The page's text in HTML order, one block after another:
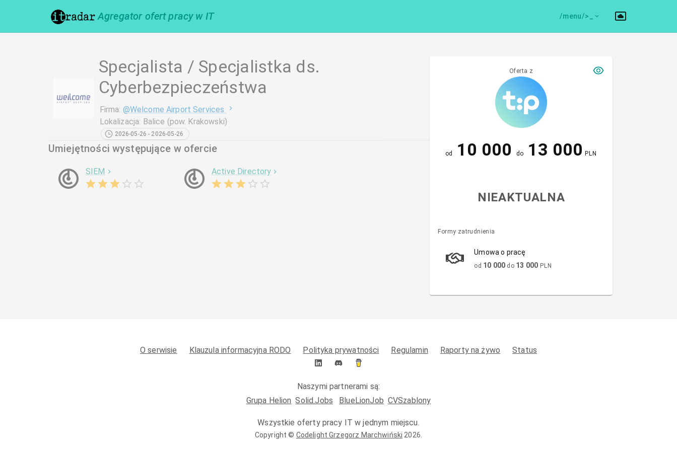
Agregator ofert pracy w IT /menu/>
Specjalista / Specjalistka ds.
Cyberbezpieczeństwa
Firma: @Welcome Airport Services
Lokalizacja: Balice (pow. Krakowski)
2026-05-26 - 2026-05-26
Umiejętności występujące w ofercie
SIEM Active Directory
Oferta z
od 10 000 do 13 000 PLN
NIEAKTUALNA
Formy zatrudnienia
Umowa o pracę
od 10 000 do 13 000 PLN
O serwisie Klauzula informacyjna RODO Polityka prywatności Regulamin Raporty na żywo Status
Naszymi partnerami są:
Grupa Helion Solid.Jobs BlueLionJob CVSzablony
Wszystkie oferty pracy IT w jednym miejscu.
Copyright © Codelight Grzegorz Marchwiński 2026.